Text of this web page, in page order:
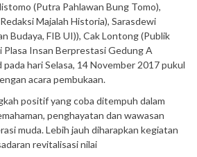
(Putra Pahlawan Bung Tomo),
Majalah Historia), Sarasdewi
Budaya, FIB UI)), Cak Lontong (Publik
Plasa Insan Berprestasi Gedung A
hari Selasa, 14 November 2017 pukul
acara pembukaan.
positif yang coba ditempuh dalam
penghayatan dan wawasan
muda. Lebih jauh diharapkan kegiatan
revitalisasi nilai